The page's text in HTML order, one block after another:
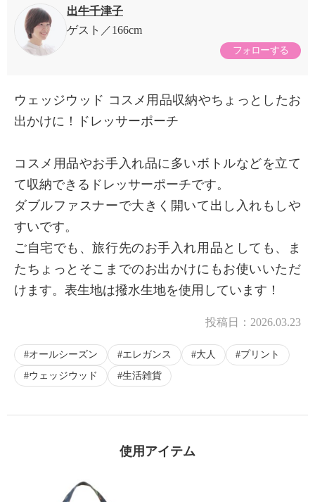
出牛千津子
ゲスト
166cm
フォローする
ウェッジウッド コスメ用品収納やちょっとしたお
出かけに！ドレッサーポーチ
コスメ用品やお手入れ品に多いボトルなどを立て
て収納できるドレッサーポーチです。
ダブルファスナーで大きく開いて出し入れもしや
すいです。
ご自宅でも、旅行先のお手入れ用品としても、ま
たちょっとそこまでのお出かけにもお使いいただ
けます。表生地は撥水生地を使用しています！
投稿日： 2026.03.23
オールシーズン エレガンス 大人
プリント
ウェッジウッド
生活雑貨
使用アイテム